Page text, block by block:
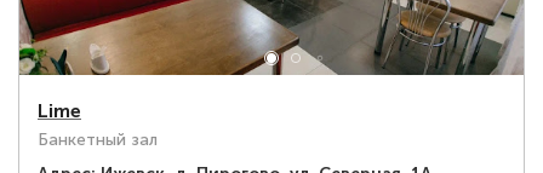
Lime
Банкетный зал